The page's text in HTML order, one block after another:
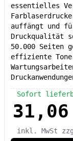
essentielles
auffängt und
Druckqualität
50.000 Seiten
effiziente
Sofort
inkl. MwSt